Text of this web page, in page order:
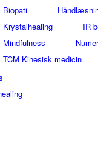
Biopati
Krystalhealing
IR
Mindfulness
TCM Kinesisk medicin